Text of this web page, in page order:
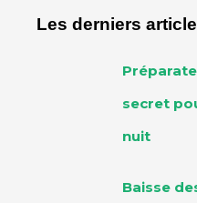
Les derniers
secret
nuit
Baisse